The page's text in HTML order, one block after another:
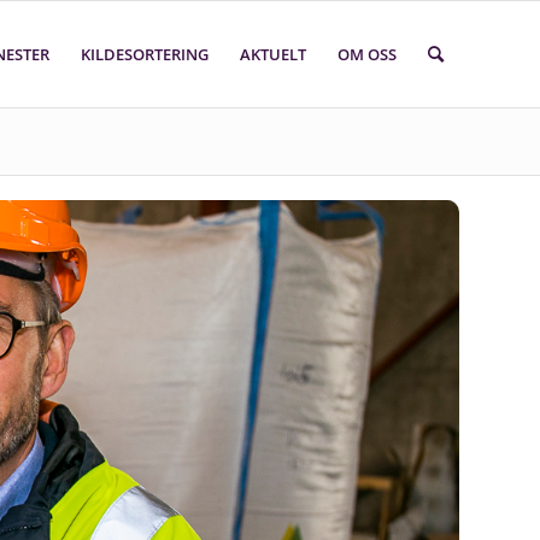
KILDESORTERING AKTUELT OM OSS
Søk i faktasider